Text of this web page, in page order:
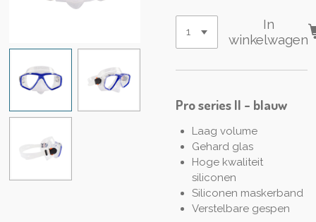
In
winkelwagen
Pro series II - blauw
Laag volume
Gehard glas
Hoge kwaliteit
siliconen
Siliconen maskerband
Verstelbare gespen